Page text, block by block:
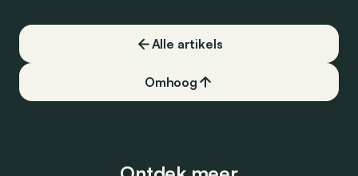
Alle artikels
Omhoog